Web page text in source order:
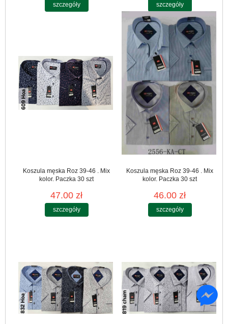
szczegóły szczegóły
Koszula męska Roz 39-46 . Mix
kolor. Paczka 30 szt
47.00 zł
szczegóły
Koszula męska Roz 39-46 . Mix
kolor. Paczka 30 szt
46.00 zł
szczegóły